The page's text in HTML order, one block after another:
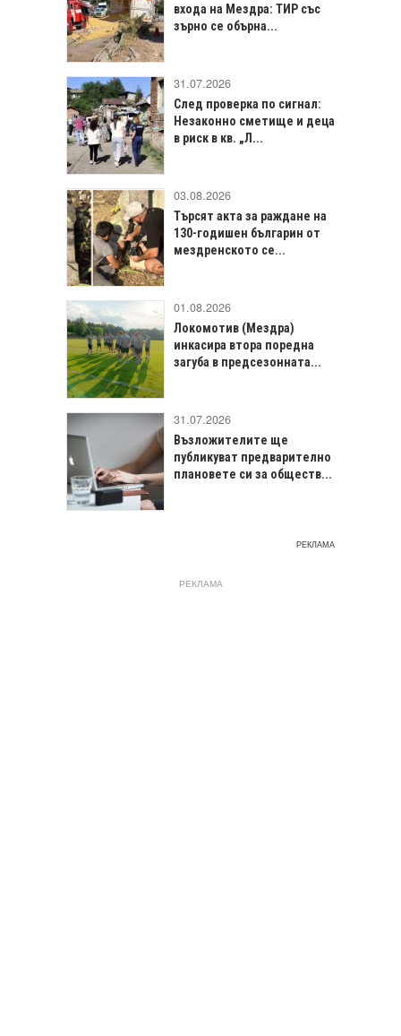
входа на Мездра: ТИР със
зърно се обърна...
31.07.2026
След проверка по сигнал:
Незаконно сметище и деца
в риск в кв. „Л...
03.08.2026
Търсят акта за раждане на
130-годишен българин от
мездренското се...
01.08.2026
Локомотив (Мездра)
инкасира втора поредна
загуба в предсезонната...
31.07.2026
Възложителите ще
публикуват предварително
плановете си за обществ...
РЕКЛАМА
РЕКЛАМА